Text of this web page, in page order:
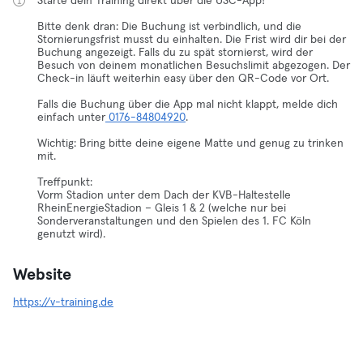
Bitte denk dran: Die Buchung ist verbindlich, und die
Stornierungsfrist musst du einhalten. Die Frist wird dir bei der
Buchung angezeigt. Falls du zu spät stornierst, wird der
Besuch von deinem monatlichen Besuchslimit abgezogen. Der
Check-in läuft weiterhin easy über den QR-Code vor Ort.
Falls die Buchung über die App mal nicht klappt, melde dich
einfach unter0176-84804920.
Wichtig: Bring bitte deine eigene Matte und genug zu trinken
mit.
Treffpunkt:
Vorm Stadion unter dem Dach der KVB-Haltestelle
RheinEnergieStadion – Gleis 1 & 2 (welche nur bei
Sonderveranstaltungen und den Spielen des 1. FC Köln
genutzt wird).
Website
https://v-training.de